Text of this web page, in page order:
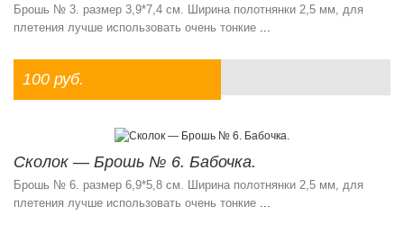
Брошь № 3. размер 3,9*7,4 см. Ширина полотнянки 2,5 мм, для
плетения лучше использовать очень тонкие ...
100 руб.
Сколок — Брошь № 6. Бабочка.
Брошь № 6. размер 6,9*5,8 см. Ширина полотнянки 2,5 мм, для
плетения лучше использовать очень тонкие ...